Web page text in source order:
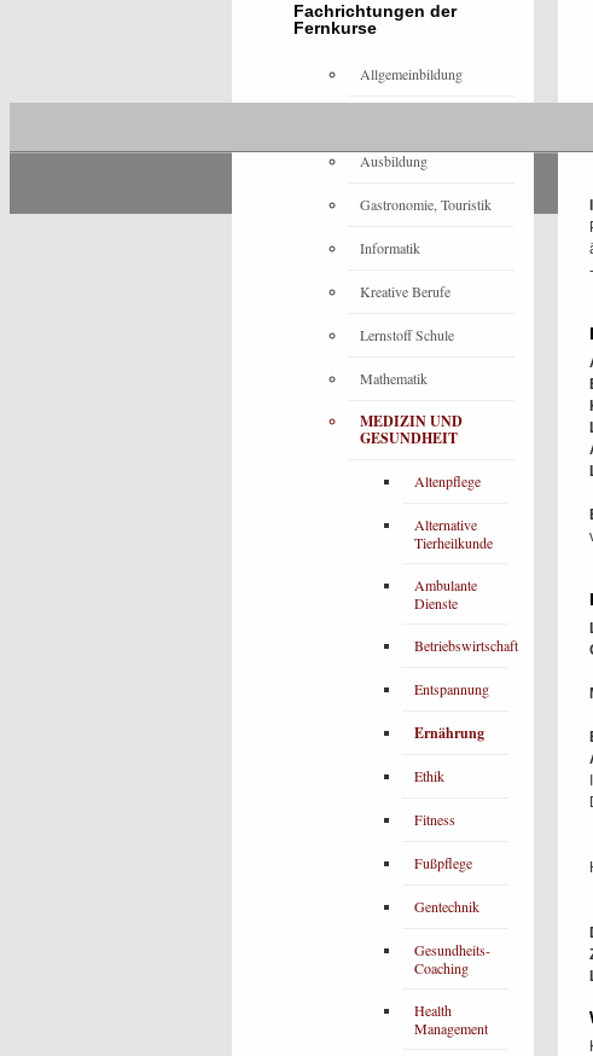
Fachrichtungen der
Fernkurse
Allgemeinbildung
Ausbildung
Gastronomie, Touristik
Informatik
Kreative Berufe
Lernstoff Schule
Mathematik
MEDIZIN UND
GESUNDHEIT
Altenpflege
Alternative
Tierheilkunde
Ambulante
Dienste
Betriebswirtschaft
Entspannung
Ernährung
Ethik
Fitness
Fußpflege
Gentechnik
Gesundheits-
Coaching
Health
Management